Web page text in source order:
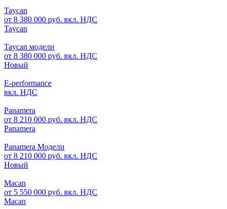
Taycan
от 8 380 000 руб. вкл. НДС
Taycan
Taycan модели
от 8 380 000 руб. вкл. НДС
Новый
E-performance
вкл. НДС
Panamera
от 8 210 000 руб. вкл. НДС
Panamera
Panamera Модели
от 8 210 000 руб. вкл. НДС
Новый
Macan
от 5 550 000 руб. вкл. НДС
Macan